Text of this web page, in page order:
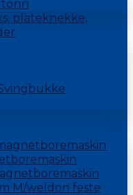
tonn
plateknekke,
M/weldon feste